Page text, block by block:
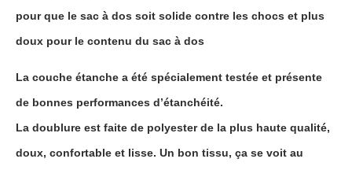
pour que le sac à dos soit solide contre les chocs et plus
doux pour le contenu du sac à dos
La couche étanche a été spécialement testée et présente
de bonnes performances d’étanchéité.
La doublure est faite de polyester de la plus haute qualité,
doux, confortable et lisse. Un bon tissu, ça se voit au